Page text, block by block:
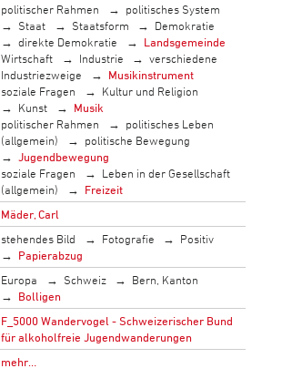
politischer Rahmen
politisches System
Staat
Staatsform
Demokratie
direkte Demokratie
Landsgemeinde
Wirtschaft
Industrie
verschiedene
Industriezweige
Musikinstrument
soziale Fragen
Kultur und Religion
Kunst
Musik
politischer Rahmen
politisches Leben
(allgemein)
politische Bewegung
Jugendbewegung
soziale Fragen
Leben in der Gesellschaft
(allgemein)
Freizeit
Mäder, Carl
stehendes Bild Fotografie
Positiv
Papierabzug
Europa Schweiz
Bern, Kanton
Bolligen
F_5000 Wandervogel - Schweizerischer Bund
für alkoholfreie Jugendwanderungen
mehr…